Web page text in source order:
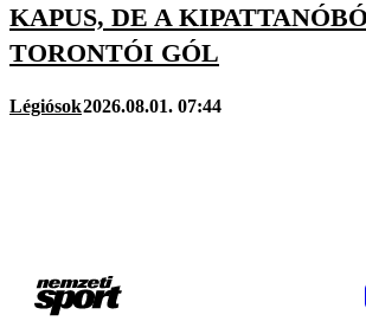
KAPUS, DE A
TORONTÓI GÓL
Légiósok2026.08.01. 07:44